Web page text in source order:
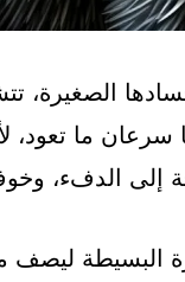
الصغيرة،
سرعان ما
إلى الدفء،
البسيطة ليصف